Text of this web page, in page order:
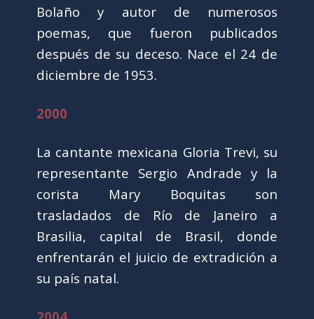
Bolaño y autor de numerosos
poemas, que fueron publicados
después de su deceso. Nace el 24 de
diciembre de 1953.
2000
La cantante mexicana Gloria Trevi, su
representante Sergio Andrade y la
corista Mary Boquitas son
trasladados de Río de Janeiro a
Brasilia, capital de Brasil, donde
enfrentarán el juicio de extradición a
su país natal.